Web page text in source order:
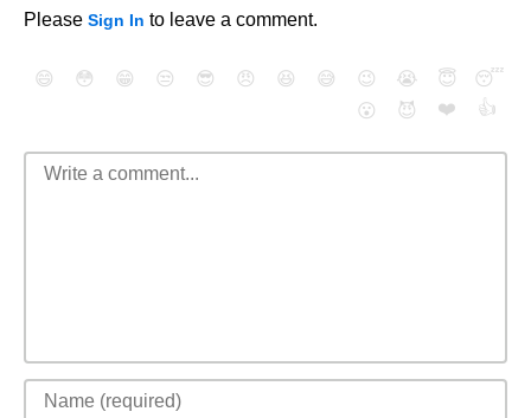
Please Sign In to leave a comment.
😄 😳 😁 😒 😎 😠 😆 😅 😉 😭 😇
😴
😮
😈 ❤️ 👍